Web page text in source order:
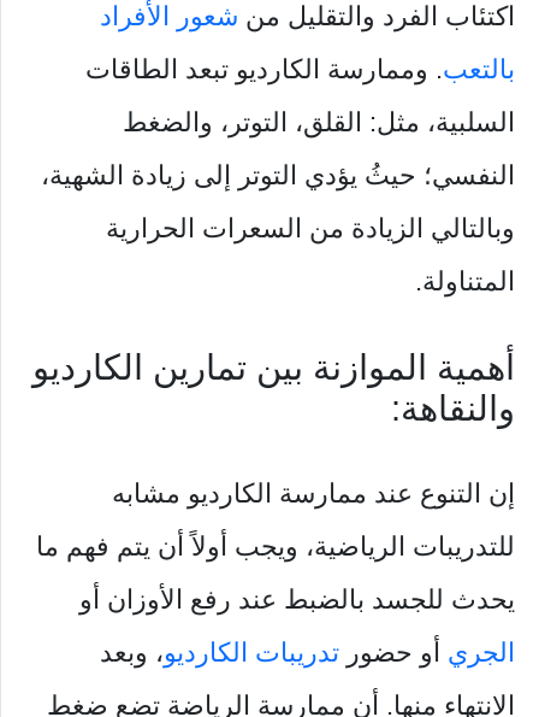
اكتئاب الفرد والتقليل من شعور الأفراد
بالتعب. وممارسة الكارديو تبعد الطاقات
السلبية، مثل: القلق، التوتر، والضغط
النفسي؛ حيثُ يؤدي التوتر إلى زيادة الشهية،
وبالتالي الزيادة من السعرات الحرارية
المتناولة.
أهمية الموازنة بين تمارين الكارديو
والنقاهة:
إن التنوع عند ممارسة الكارديو مشابه
للتدريبات الرياضية، ويجب أولاً أن يتم فهم ما
يحدث للجسد بالضبط عند رفع الأوزان أو
الجري أو حضور تدريبات الكارديو، وبعد
الانتهاء منها. أن ممارسة الرياضة تضع ضغط